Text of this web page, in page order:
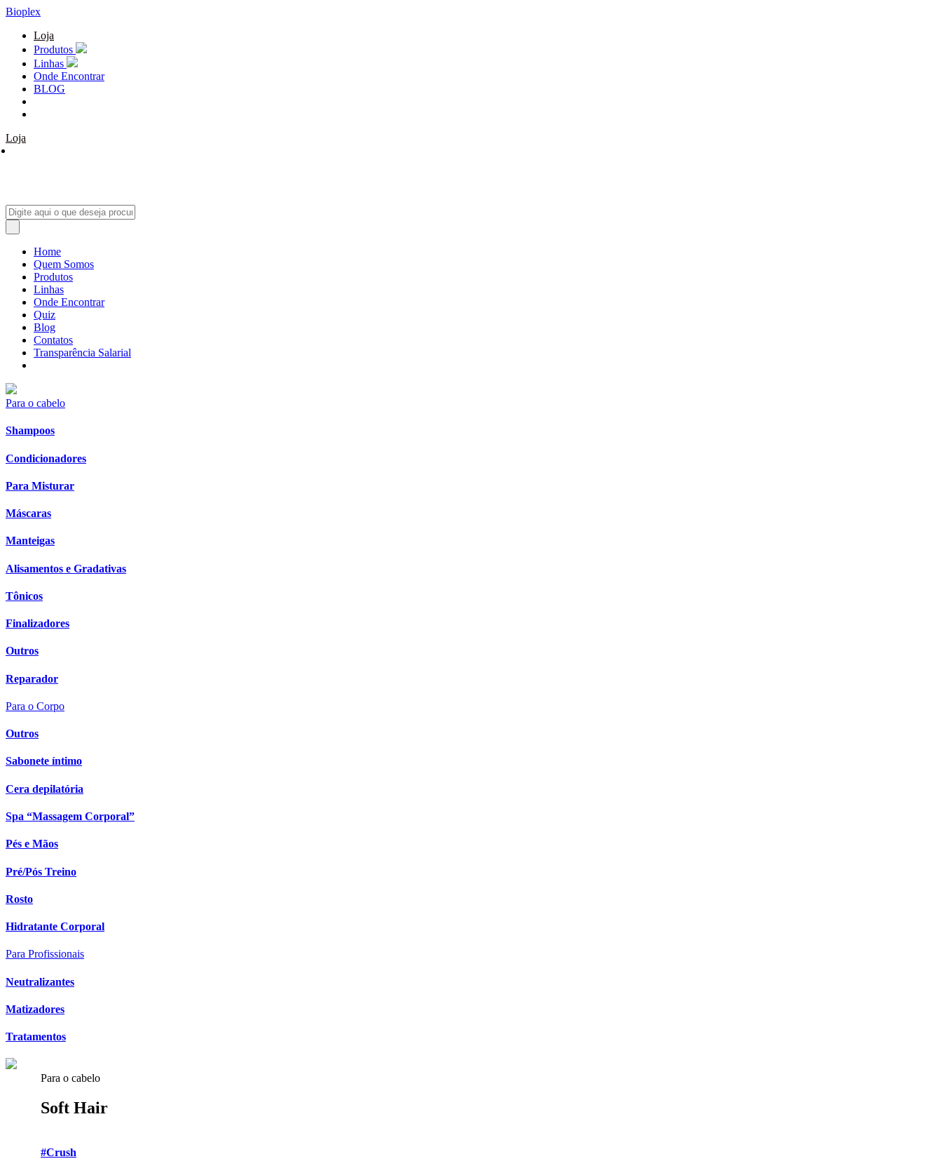
Bioplex
Loja
Produtos
Linhas
Onde Encontrar
BLOG
Loja
Home
Quem Somos
Produtos
Linhas
Onde Encontrar
Quiz
Blog
Contatos
Transparência Salarial
Para o cabelo
Shampoos
Condicionadores
Para Misturar
Máscaras
Manteigas
Alisamentos e Gradativas
Tônicos
Finalizadores
Outros
Reparador
Para o Corpo
Outros
Sabonete íntimo
Cera depilatória
Spa “Massagem Corporal”
Pés e Mãos
Pré/Pós Treino
Rosto
Hidratante Corporal
Para Profissionais
Neutralizantes
Matizadores
Tratamentos
Para o cabelo
Soft Hair
#Crush